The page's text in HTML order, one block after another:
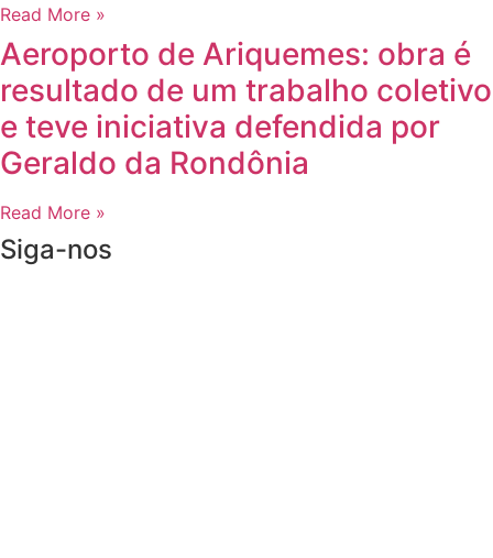
Read More »
Aeroporto de Ariquemes: obra é
resultado de um trabalho coletivo
e teve iniciativa defendida por
Geraldo da Rondônia
Read More »
Siga-nos